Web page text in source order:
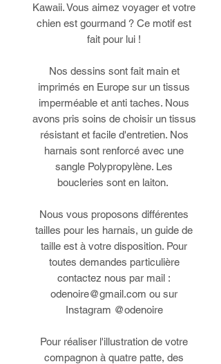
Kawaii. Vous aimez voyager et votre
chien est gourmand ? Ce motif est
fait pour lui !
Nos dessins sont fait main et
imprimés en Europe sur un tissus
imperméable et anti taches. Nous
avons pris soins de choisir un tissus
résistant et facile d'entretien. Nos
harnais sont renforcé avec une
sangle Polypropylène. Les
boucleries sont en laiton.
Nous vous proposons différentes
tailles pour les harnais, un guide de
taille est à votre disposition. Pour
toutes demandes particulière
contactez nous par mail :
odenoire@gmail.com ou sur
Instagram @odenoire
Pour réaliser l'illustration de votre
compagnon à quatre patte, des